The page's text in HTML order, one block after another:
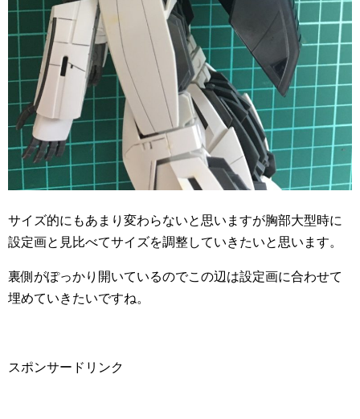
サイズ的にもあまり変わらないと思いますが胸部大型時に
設定画と見比べてサイズを調整していきたいと思います。
裏側がぽっかり開いているのでこの辺は設定画に合わせて
埋めていきたいですね。
スポンサードリンク